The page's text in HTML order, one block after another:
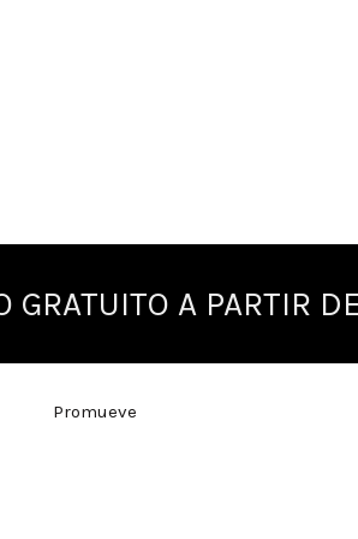
GRATUITO A PARTIR
Promueve